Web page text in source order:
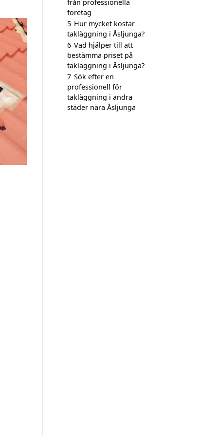
från professionella
företag
5 Hur mycket kostar
takläggning i Åsljunga?
6 Vad hjälper till att
bestämma priset på
takläggning i Åsljunga?
7 Sök efter en
professionell för
takläggning i andra
städer nära Åsljunga